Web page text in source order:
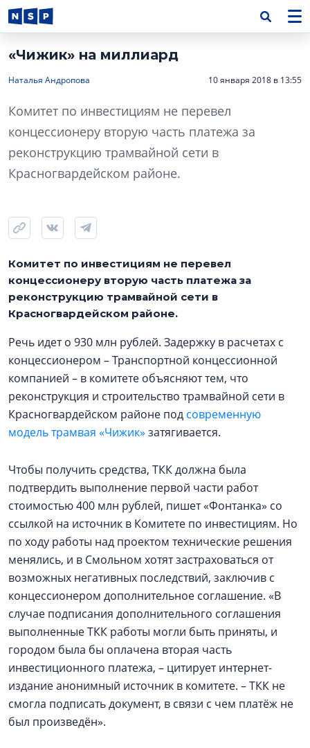
«Чижик» на миллиард
Наталья Андропова 10 января 2018 в 13:55
Комитет по инвестициям не перевел
концессионеру вторую часть платежа за
реконструкцию трамвайной сети в
Красногвардейском районе.
Комитет по инвестициям не перевел
концессионеру вторую часть платежа за
реконструкцию трамвайной сети в
Красногвардейском районе.
Речь идет о 930 млн рублей. Задержку в расчетах с
концессионером – Транспортной концессионной
компанией – в комитете объясняют тем, что
реконструкция и строительство трамвайной сети в
Красногвардейском районе под современную
модель трамвая «Чижик» затягивается.
Чтобы получить средства, ТКК должна была
подтвердить выполнение первой части работ
стоимостью 400 млн рублей, пишет «Фонтанка» со
ссылкой на источник в Комитете по инвестициям. Но
по ходу работы над проектом технические решения
менялись, и в Смольном хотят застраховаться от
возможных негативных последствий, заключив с
концессионером дополнительное соглашение. «В
случае подписания дополнительного соглашения
выполненные ТКК работы могли быть приняты, и
городом была бы оплачена вторая часть
инвестиционного платежа, – цитирует интернет-
издание анонимный источник в комитете. – ТКК не
смогла подписать документ, в связи с чем платёж не
был произведён».